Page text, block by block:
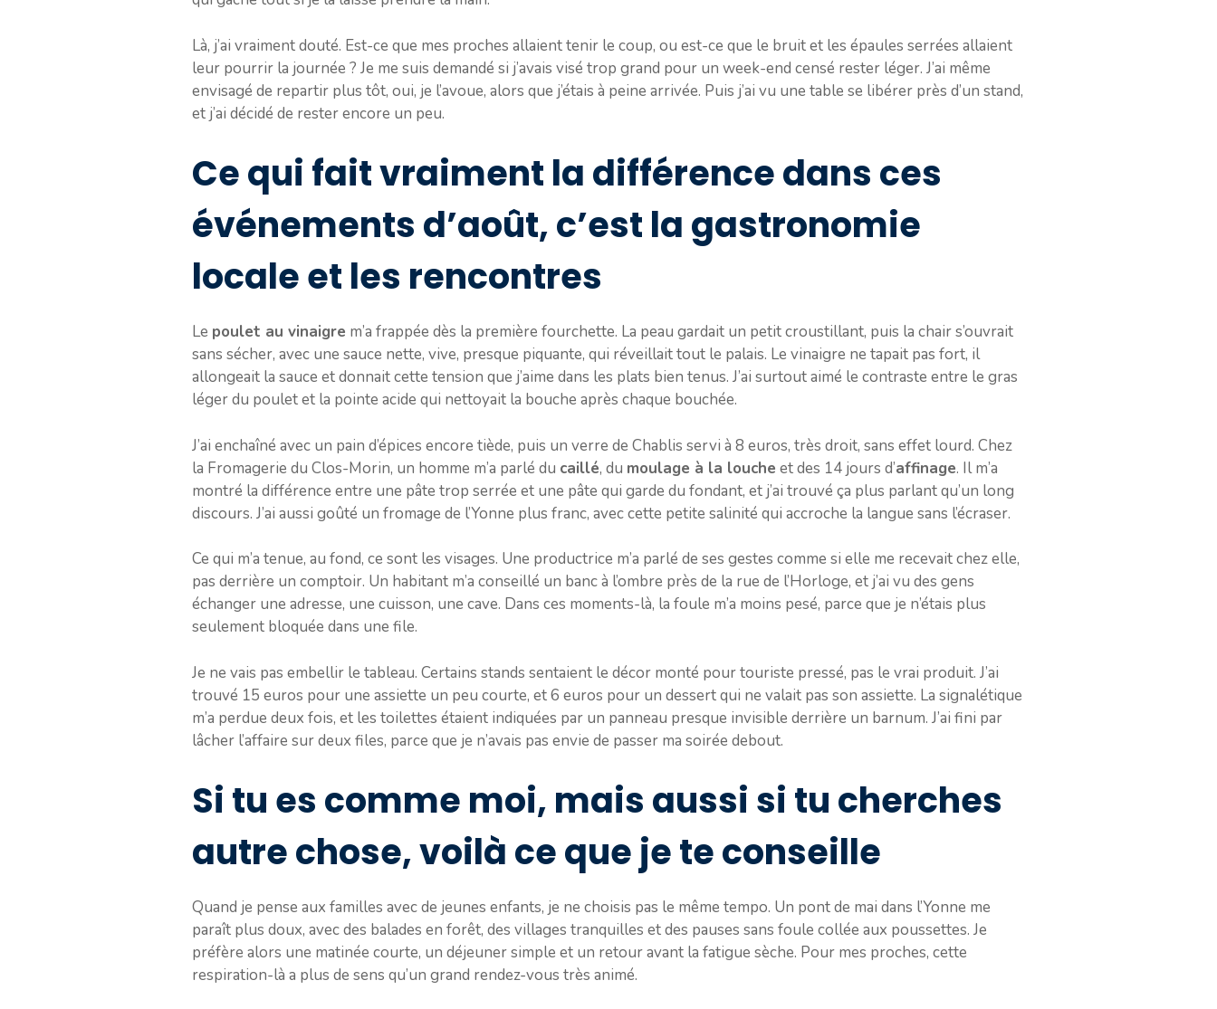
Là, j’ai vraiment douté. Est-ce que mes proches allaient tenir le coup, ou est-ce que le bruit et les épaules serrées allaient
leur pourrir la journée ? Je me suis demandé si j’avais visé trop grand pour un week-end censé rester léger. J’ai même
envisagé de repartir plus tôt, oui, je l’avoue, alors que j’étais à peine arrivée. Puis j’ai vu une table se libérer près d’un stand,
et j’ai décidé de rester encore un peu.
Ce qui fait vraiment la différence dans ces
événements d’août, c’est la gastronomie
locale et les rencontres
Le poulet au vinaigre m’a frappée dès la première fourchette. La peau gardait un petit croustillant, puis la chair s’ouvrait
sans sécher, avec une sauce nette, vive, presque piquante, qui réveillait tout le palais. Le vinaigre ne tapait pas fort, il
allongeait la sauce et donnait cette tension que j’aime dans les plats bien tenus. J’ai surtout aimé le contraste entre le gras
léger du poulet et la pointe acide qui nettoyait la bouche après chaque bouchée.
J’ai enchaîné avec un pain d’épices encore tiède, puis un verre de Chablis servi à 8 euros, très droit, sans effet lourd. Chez
la Fromagerie du Clos-Morin, un homme m’a parlé du caillé, du moulage à la louche et des 14 jours d’affinage. Il m’a
montré la différence entre une pâte trop serrée et une pâte qui garde du fondant, et j’ai trouvé ça plus parlant qu’un long
discours. J’ai aussi goûté un fromage de l’Yonne plus franc, avec cette petite salinité qui accroche la langue sans l’écraser.
Ce qui m’a tenue, au fond, ce sont les visages. Une productrice m’a parlé de ses gestes comme si elle me recevait chez elle,
pas derrière un comptoir. Un habitant m’a conseillé un banc à l’ombre près de la rue de l’Horloge, et j’ai vu des gens
échanger une adresse, une cuisson, une cave. Dans ces moments-là, la foule m’a moins pesé, parce que je n’étais plus
seulement bloquée dans une file.
Je ne vais pas embellir le tableau. Certains stands sentaient le décor monté pour touriste pressé, pas le vrai produit. J’ai
trouvé 15 euros pour une assiette un peu courte, et 6 euros pour un dessert qui ne valait pas son assiette. La signalétique
m’a perdue deux fois, et les toilettes étaient indiquées par un panneau presque invisible derrière un barnum. J’ai fini par
lâcher l’affaire sur deux files, parce que je n’avais pas envie de passer ma soirée debout.
Si tu es comme moi, mais aussi si tu cherches
autre chose, voilà ce que je te conseille
Quand je pense aux familles avec de jeunes enfants, je ne choisis pas le même tempo. Un pont de mai dans l’Yonne me
paraît plus doux, avec des balades en forêt, des villages tranquilles et des pauses sans foule collée aux poussettes. Je
préfère alors une matinée courte, un déjeuner simple et un retour avant la fatigue sèche. Pour mes proches, cette
respiration-là a plus de sens qu’un grand rendez-vous très animé.